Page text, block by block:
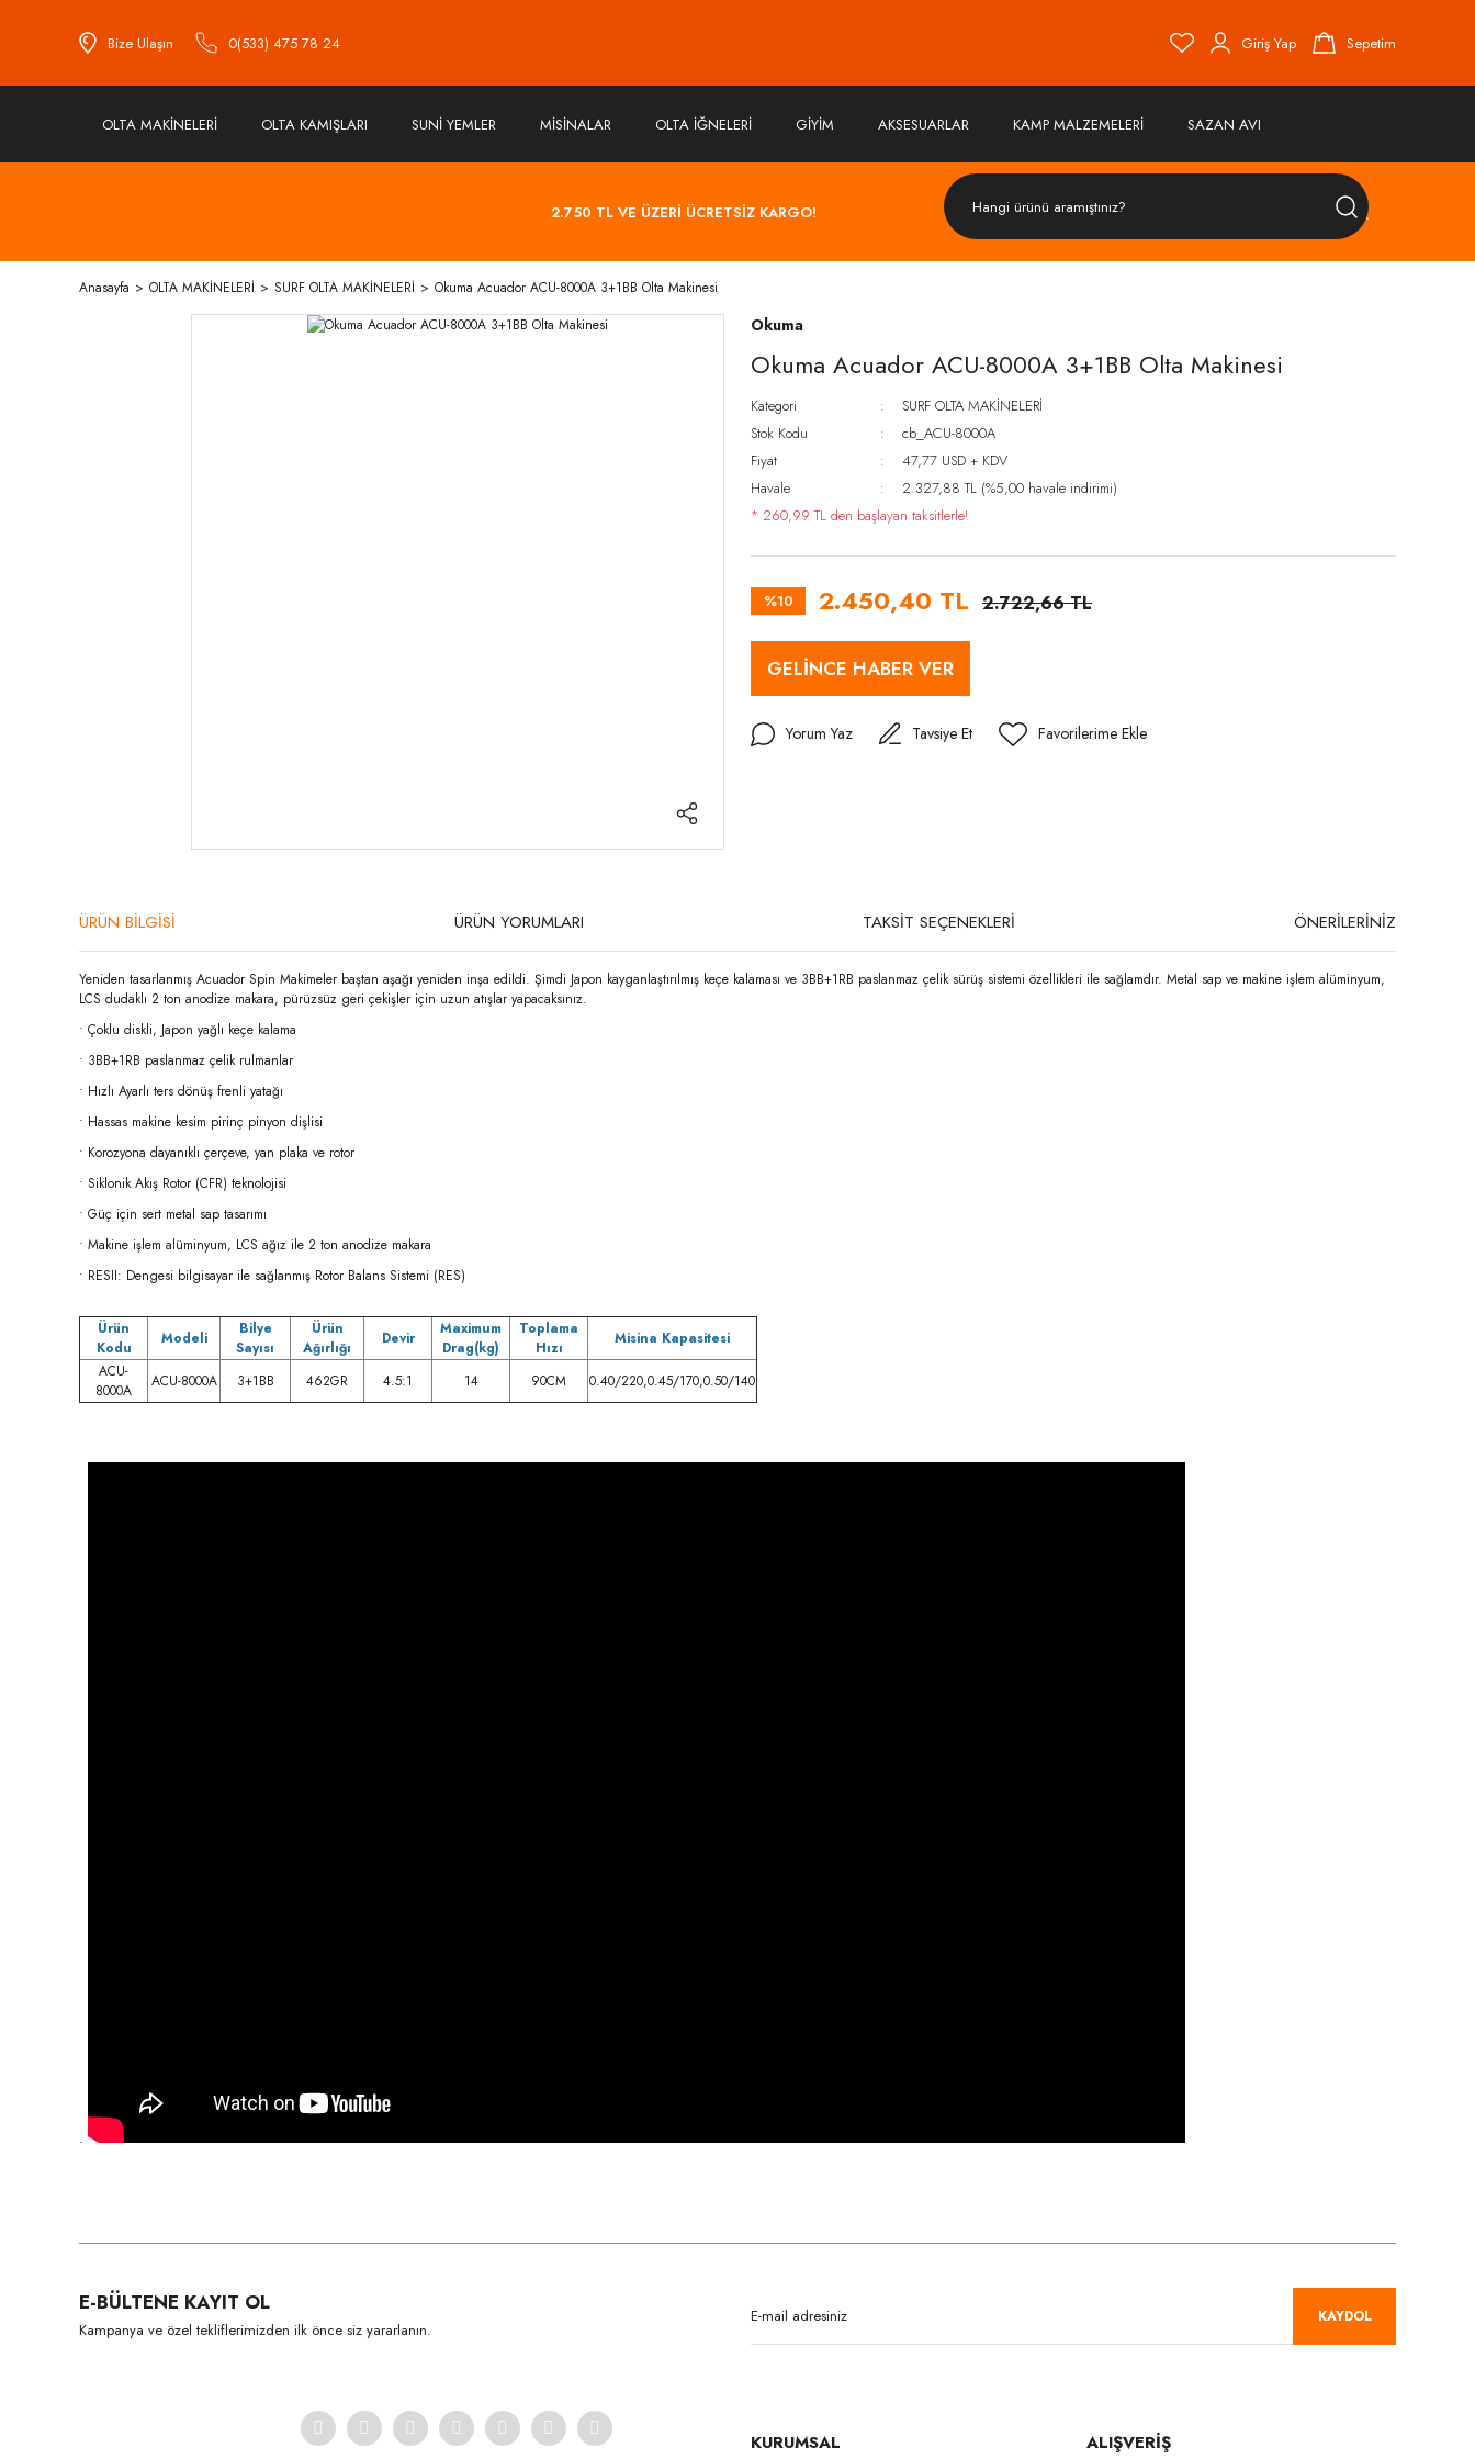
Bize Ulaşın 0(533) 475 78 24 Giriş Yap Sepetim
OLTA MAKİNELERİ OLTA KAMIŞLARI SUNİ YEMLER MİSİNALAR OLTA İĞNELERİ GİYİM AKSESUARLAR KAMP MALZEMELERİ SAZAN AVI
2.750 TL VE ÜZERİ ÜCRETSİZ KARGO!
ÜRÜN
Anasayfa OLTA MAKİNELERİ SURF OLTA MAKİNELERİ Okuma Acuador ACU-8000A 3+1BB Olta Makinesi
Okuma
Okuma Acuador ACU-8000A 3+1BB Olta Makinesi
Kategori
SURF OLTA MAKİNELERİ
Stok Kodu
cb_ACU-8000A
Fiyat
47,77 USD + KDV
Havale
2.327,88 TL (%5,00 havale indirimi)
* 260,99 TL den başlayan taksitlerle!
%10 2.450,40 TL 2.722,66 TL
GELİNCE HABER VER
Yorum Yaz Tavsiye Et
ÜRÜN BİLGİSİ ÜRÜN YORUMLARI TAKSİT SEÇENEKLERİ ÖNERİLERİNİZ
Yeniden tasarlanmış Acuador Spin Makimeler baştan aşağı yeniden inşa edildi. Şimdi Japon kayganlaştırılmış keçe kalaması ve 3BB+1RB paslanmaz çelik sürüş sistemi özellikleri ile sağlamdır. Metal sap ve makine işlem alüminyum,
LCS dudaklı 2 ton anodize makara, pürüzsüz geri çekişler için uzun atışlar yapacaksınız.
• Çoklu diskli, Japon yağlı keçe kalama
• 3BB+1RB paslanmaz çelik rulmanlar
• Hızlı Ayarlı ters dönüş frenli yatağı
• Hassas makine kesim pirinç pinyon dişlisi
• Korozyona dayanıklı çerçeve, yan plaka ve rotor
• Siklonik Akış Rotor (CFR) teknolojisi
• Güç için sert metal sap tasarımı
• Makine işlem alüminyum, LCS ağız ile 2 ton anodize makara
• RESII: Dengesi bilgisayar ile sağlanmış Rotor Balans Sistemi (RES)
Ürün
Kodu
Modeli
Bilye
Sayısı
Ürün
Ağırlığı
Devir
Maximum
Drag(kg)
Toplama
Hızı
Misina Kapasitesi
ACU-
8000A
ACU-8000A 3+1BB 462GR 4.5:1 14 90CM 0.40/220,0.45/170,0.50/140
.
Ürün açıklamasında eksik bilgiler bulunuyor.
Ürün bilgilerinde hatalar bulunuyor.
E-BÜLTENE KAYIT OL
Kampanya ve özel tekliflerimizden ilk önce siz yararlanın.
KAYDOL
KURUMSAL ALIŞVERİŞ